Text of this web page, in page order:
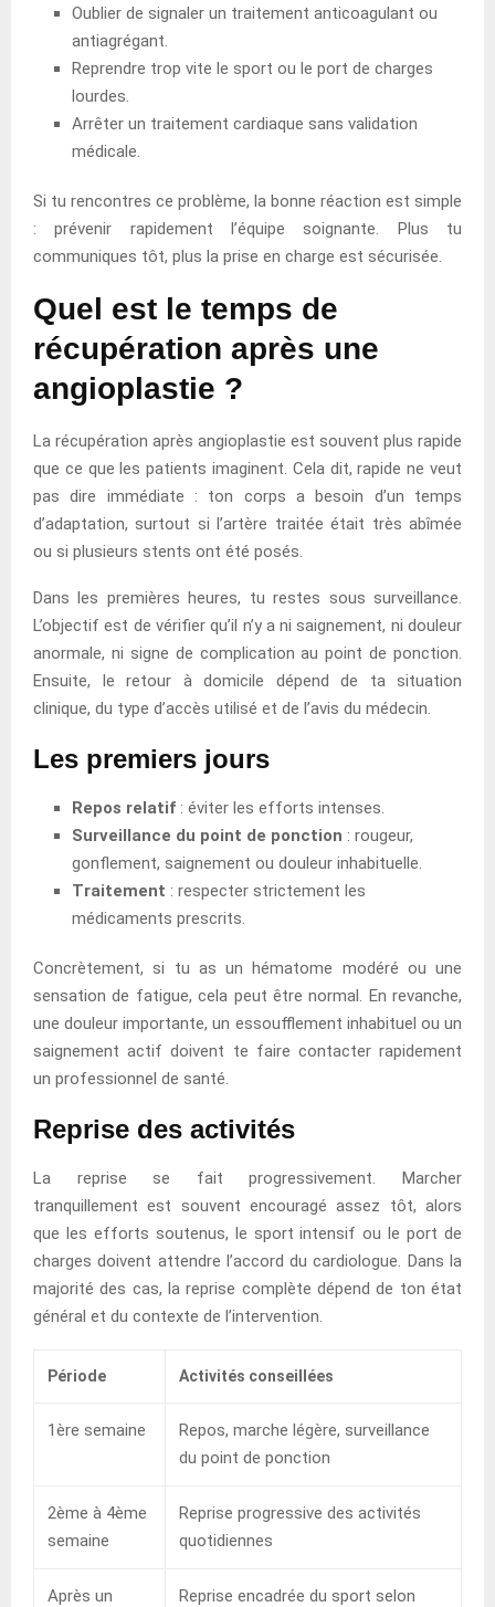
Oublier de signaler un traitement anticoagulant ou
antiagrégant.
Reprendre trop vite le sport ou le port de charges
lourdes.
Arrêter un traitement cardiaque sans validation
médicale.
Si tu rencontres ce problème, la bonne réaction est simple
: prévenir rapidement l’équipe soignante. Plus tu
communiques tôt, plus la prise en charge est sécurisée.
Quel est le temps de
récupération après une
angioplastie ?
La récupération après angioplastie est souvent plus rapide
que ce que les patients imaginent. Cela dit, rapide ne veut
pas dire immédiate : ton corps a besoin d’un temps
d’adaptation, surtout si l’artère traitée était très abîmée
ou si plusieurs stents ont été posés.
Dans les premières heures, tu restes sous surveillance.
L’objectif est de vérifier qu’il n’y a ni saignement, ni douleur
anormale, ni signe de complication au point de ponction.
Ensuite, le retour à domicile dépend de ta situation
clinique, du type d’accès utilisé et de l’avis du médecin.
Les premiers jours
Repos relatif : éviter les efforts intenses.
Surveillance du point de ponction : rougeur,
gonflement, saignement ou douleur inhabituelle.
Traitement : respecter strictement les
médicaments prescrits.
Concrètement, si tu as un hématome modéré ou une
sensation de fatigue, cela peut être normal. En revanche,
une douleur importante, un essoufflement inhabituel ou un
saignement actif doivent te faire contacter rapidement
un professionnel de santé.
Reprise des activités
La reprise se fait progressivement. Marcher
tranquillement est souvent encouragé assez tôt, alors
que les efforts soutenus, le sport intensif ou le port de
charges doivent attendre l’accord du cardiologue. Dans la
majorité des cas, la reprise complète dépend de ton état
général et du contexte de l’intervention.
Période Activités conseillées
1ère semaine
Repos, marche légère, surveillance
du point de ponction
2ème à 4ème
semaine
Reprise progressive des activités
quotidiennes
Après un
Reprise encadrée du sport selon